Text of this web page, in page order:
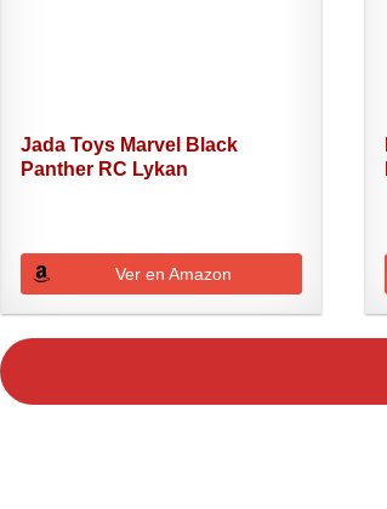
Jada Toys Marvel Black
Panther RC Lykan
Ver en Amazon